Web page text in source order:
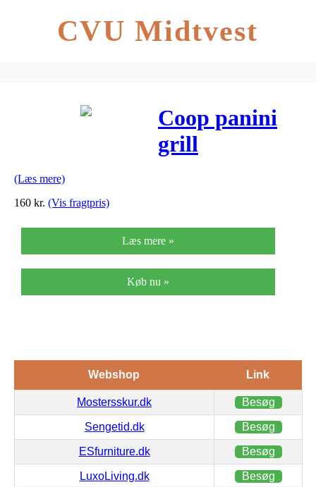
CVU Midtvest
Coop panini
grill
(Læs mere)
160 kr. (Vis fragtpris)
Læs mere »
Køb nu »
Webshop Link
Mostersskur.dk Besøg
Sengetid.dk Besøg
ESfurniture.dk Besøg
LuxoLiving.dk Besøg